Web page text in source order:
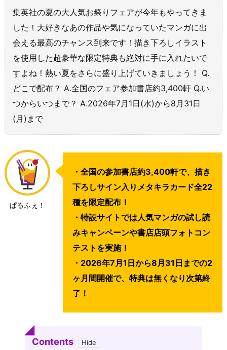
集英社の夏の大人気お祭りフェアが今年もやってきま
した！大好きなあの作品や気になっていたマンガに出
会える最高のチャンス到来です！描き下ろしイラスト
を使用した超豪華な限定特典も絶対に手に入れたいで
すよね！熱い夏をさらに盛り上げていきましょう！ Q.
どこで配布？ A.全国のフェア参加書店約3,400軒 Q.い
つからいつまで？ A.2026年7月1日(水)から8月31日
(月)まで
ぱるふぇ！
・全国の参加書店約3,400軒で、描き
下ろしサイン入りメタキラカード全22
種を限定配布！
・特設サイトでは人気マンガの試し読
みキャンペーンや書店店頭フォトコン
テストを実施！
・2026年7月1日から8月31日までの2
ヶ月間開催で、特典は無くなり次第終
了！
Contents